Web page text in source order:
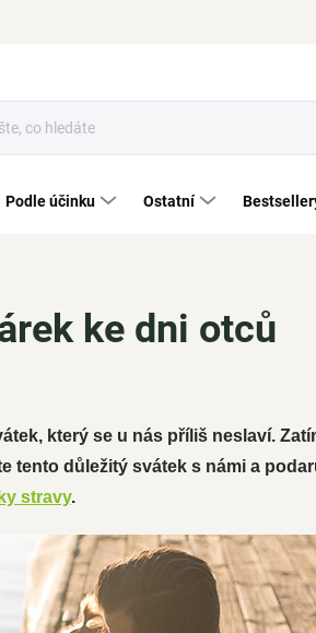
Podle účinku Ostatní
ke dni otců
který se u nás příliš neslaví.
tento důležitý svátek s námi a
stravy.